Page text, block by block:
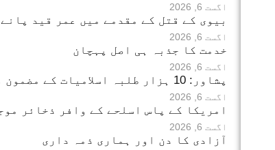
اگست 6, 2026
بیوی کے قتل کے مقدمے میں عمر قید پانے
اگست 6, 2026
خدمت کا جذبہ ہی اصل پہچان
اگست 6, 2026
پشاور: 10 ہزار طلبہ اسلامیات کے مضمون میں فیل
اگست 6, 2026
امریکا کے پاس اسلحے کے وافر ذخائر
اگست 6, 2026
آزادی کا دن اور ہماری ذمہ داری